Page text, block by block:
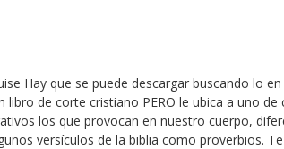
Hay que se puede descargar buscando lo en
de corte cristiano PERO le ubica a uno de
los que provocan en nuestro cuerpo,
versículos de la biblia como proverbios.